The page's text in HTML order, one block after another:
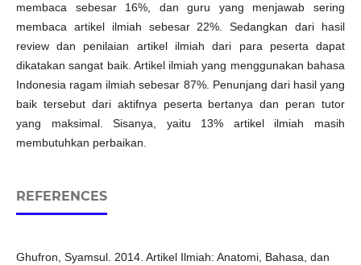
membaca sebesar 16%, dan guru yang menjawab sering
membaca artikel ilmiah sebesar 22%. Sedangkan dari hasil
review dan penilaian artikel ilmiah dari para peserta dapat
dikatakan sangat baik. Artikel ilmiah yang menggunakan bahasa
Indonesia ragam ilmiah sebesar 87%. Penunjang dari hasil yang
baik tersebut dari aktifnya peserta bertanya dan peran tutor
yang maksimal. Sisanya, yaitu 13% artikel ilmiah masih
membutuhkan perbaikan.
REFERENCES
Ghufron, Syamsul. 2014. Artikel Ilmiah: Anatomi, Bahasa, dan